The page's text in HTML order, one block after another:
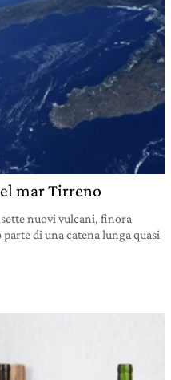
mar Tirreno
nuovi vulcani, finora
di una catena lunga quasi